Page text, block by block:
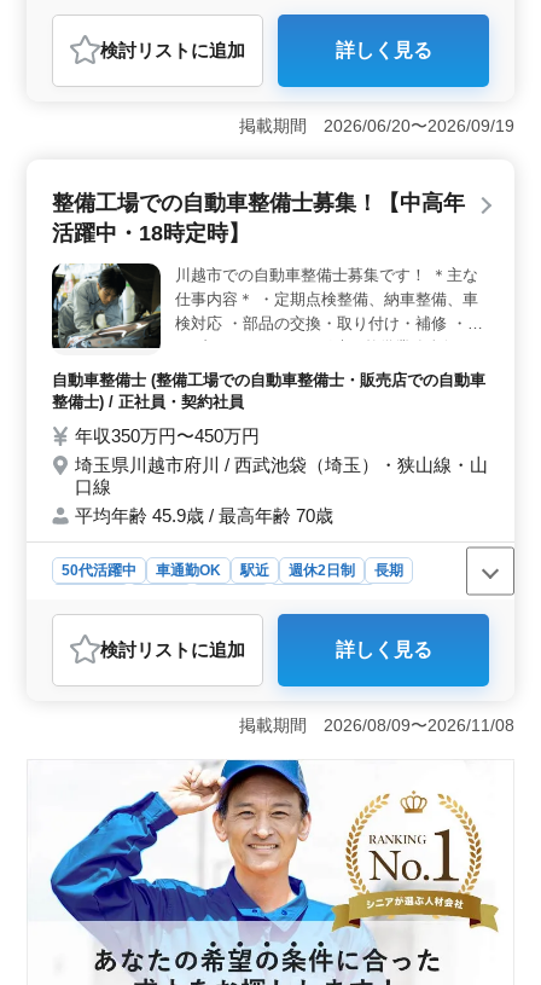
おすすめポイント
＜働きやすさ＞ 年間休日105日、残業少なめ、駅チカ、
交通費実費支給で、働きやすい環境です。 ＜勤務環
境＞ 認証工場での勤務。 最新機器を導入した工場で
の勤務で、技術の向上もできる。 ＜経験者募集＞
職場です。
検討リスト に追加 詳しく見る
掲載期間 2026/06/20〜2026/09/19
整備工場での自動車整備士募集！【中高年
活躍中・18時定時】
川越市での自動車整備士募集です！ ＊主な
仕事内容＊ ・定期点検整備、納車整備、車
検対応 ・部品の交換・取り付け・補修 ・ト
主に小型車・乗用車、中型トラック迄 国産
車中心 50歳以上活躍中の職場です！ ぜひ今
ちしております。 ＊休日相談可能 ＊社会保
険完備
自動車整備士 (整備工場での自動車整備士・販売店での自動車
整備士) / 正社員・契約社員
年収350万円〜450万円
埼玉県川越市府川 / 西武池袋（埼玉）・狭山線・山
口線
平均年齢 45.9歳 / 最高年齢 70歳
50代活躍中 車通勤OK 駅近 週休2日制
長期
おすすめポイント
＜整備工場での自動車整備士募集＞ 埼玉県川越市府川
にある整備工場では、中高年の方々が活躍できる自動車
点検整備から納車整備、車検対応など、幅広い整備業務
に携わることができます。国産車を中心に取り扱ってお
り、豊富な経験を活かすチャンスです。 ＜働きやす
い環境＞ 週休2日制で、休日についての相談も可能で
す。さらに18時定時での勤務時間を実現しており、車通
勤もOKです。社会保険が完備されており安心して働くこ
とができます。 ＜求められる資格と経験＞ 2級自動
車整備士以上の資格と、自動車整備の経験が10年以上必
要です。学歴については特に制限はありません。給与は
年収350万円〜450万円で、通勤手当も全額支給されま
す。豊富な経験を活かし、新たなステップを踏み出しま
検討リスト に追加 詳しく見る
掲載期間 2026/08/09〜2026/11/08